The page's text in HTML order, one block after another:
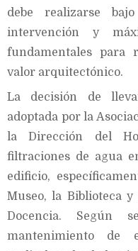
debe realizarse
intervención y
fundamentales para
valor arquitectónico.
La decisión de
adoptada por la
la Dirección del
filtraciones de agua
edificio,
Museo, la Biblioteca
Docencia. Según
mantenimiento de